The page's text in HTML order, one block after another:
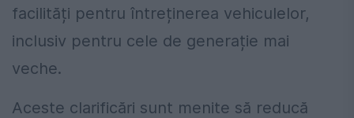
facilități pentru întreținerea vehiculelor,
inclusiv pentru cele de generație mai
veche.
Aceste clarificări sunt menite să reducă